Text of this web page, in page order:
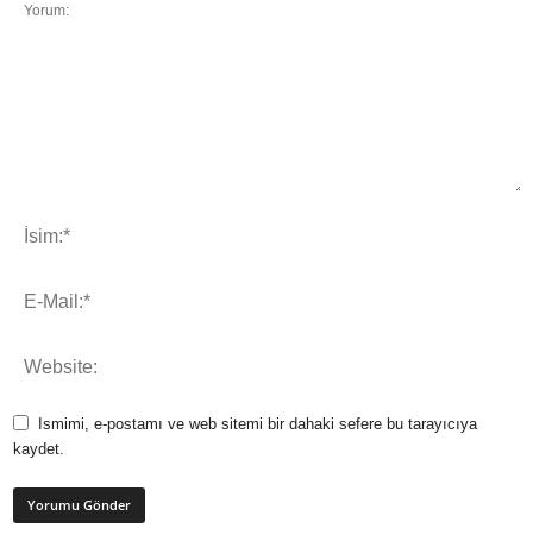
Ismimi, e-postamı ve web sitemi bir dahaki sefere bu tarayıcıya
kaydet.